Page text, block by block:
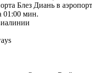
Блез Диань в
01:00 мин.